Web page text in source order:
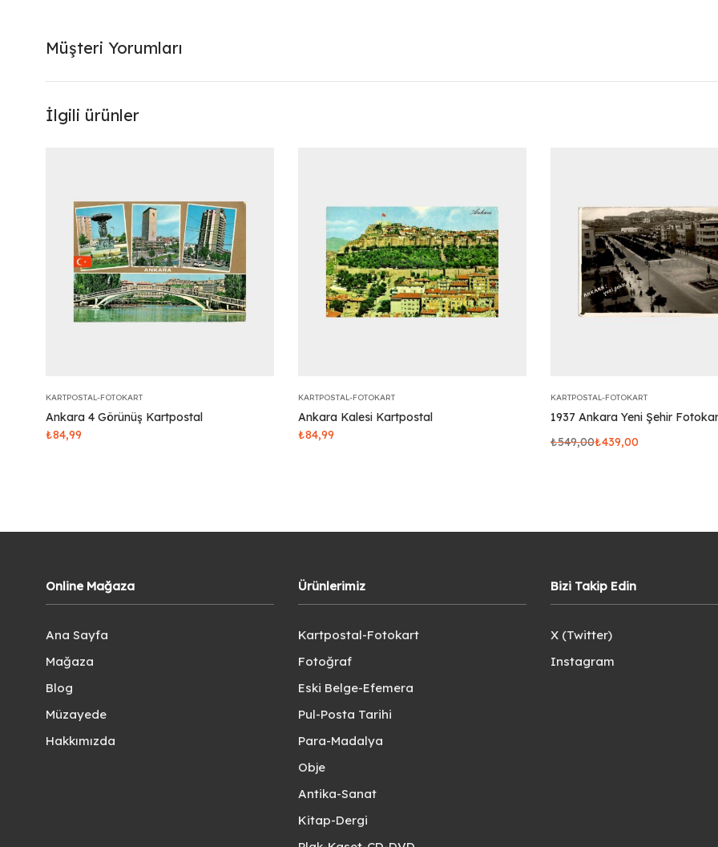
Müşteri Yorumları
İlgili ürünler
KARTPOSTAL-FOTOKART
Ankara 4 Görünüş Kartpostal
₺84,99
KARTPOSTAL-FOTOKART
Ankara Kalesi Kartpostal
₺84,99
KARTPOSTAL-FOTOKART
1937 Ankara Yeni Şehir
₺549,00₺439,00
Online Mağaza
Ana Sayfa
Mağaza
Blog
Müzayede
Hakkımızda
Ürünlerimiz
Kartpostal-Fotokart
Fotoğraf
Eski Belge-Efemera
Pul-Posta Tarihi
Para-Madalya
Obje
Antika-Sanat
Kitap-Dergi
Bizi Takip Edin
X (Twitter)
Instagram